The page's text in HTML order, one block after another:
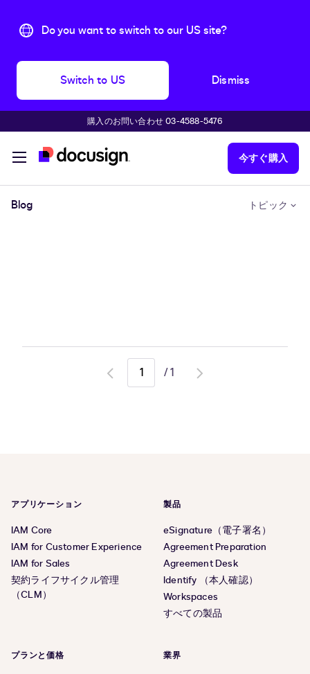
Do you want to switch to our US site?
Switch to US Dismiss
購入のお問い合わせ 03-4588-5476
今すぐ購入
Blog トピック
Go
/1
Go
アプリケーション
IAM Core
IAM for Customer Experience
IAM for Sales
契約ライフサイクル管理
（CLM）
製品
eSignature（電子署名）
Agreement Preparation
Agreement Desk
Identify （本人確認）
Workspaces
すべての製品
プランと価格 業界